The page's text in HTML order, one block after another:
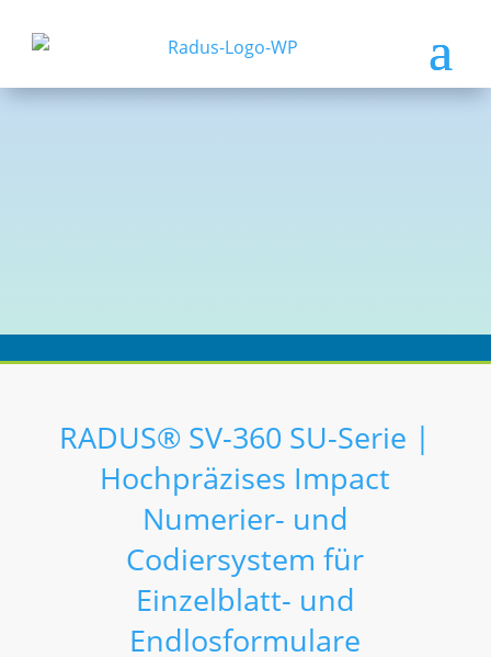
RADUS® SV-360 SU-Serie |
Hochpräzises Impact
Numerier- und
Codiersystem für
Einzelblatt- und
Endlosformulare